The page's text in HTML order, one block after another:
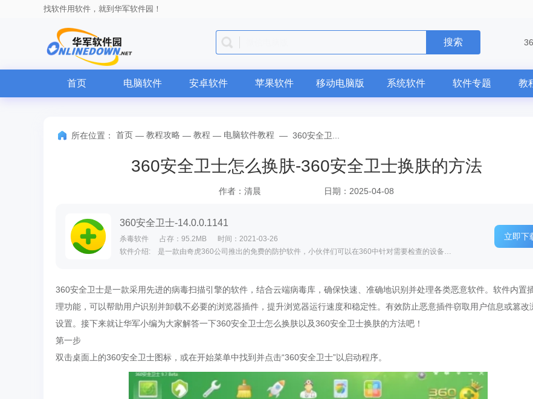
找软件用软件，就到华军软件园！
搜索
首页 电脑软件 安卓软件 苹果软件 移动电脑版 系统软件 软件专题 教
所在位置： 首页 — 教程攻略 — 教程 — 电脑软件教程 — 360安全卫...
360安全卫士怎么换肤-360安全卫士换肤的方法
作者：清晨 日期：2025-04-08
360安全卫士-14.0.0.1141
杀毒软件 占存：95.2MB
时间：2021-03-26
软件介绍: 是一款由奇虎360公司推出的免费的防护软件，小伙伴们可以在360中针对需要检查的设备做查杀、插件...
立即下
360安全卫士是一款采用先进的病毒扫描引擎的软件，结合云端病毒库，确保快速、准确地识别并处理各类恶意软件。软件内置
理功能，可以帮助用户识别并卸载不必要的浏览器插件，提升浏览器运行速度和稳定性。有效防止恶意插件窃取用户信息或篡改
设置。接下来就让华军小编为大家解答一下360安全卫士怎么换肤以及360安全卫士换肤的方法吧！
第一步
双击桌面上的360安全卫士图标，或在开始菜单中找到并点击“360安全卫士”以启动程序。